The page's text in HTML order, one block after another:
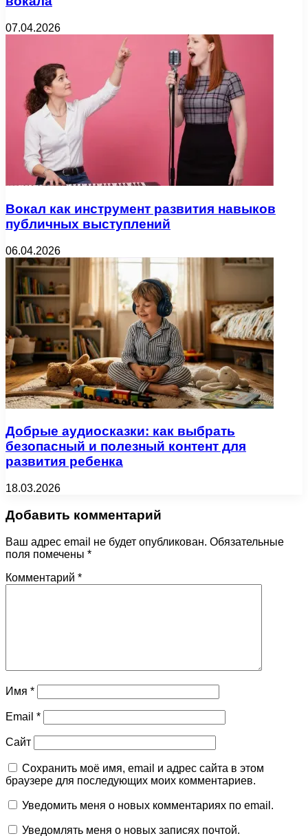
07.04.2026
Вокал как инструмент развития навыков
публичных выступлений
06.04.2026
Добрые аудиосказки: как выбрать
безопасный и полезный контент для
развития ребенка
18.03.2026
Добавить комментарий
Ваш адрес email не будет опубликован. Обязательные
поля помечены *
Комментарий *
Имя *
Email *
Сайт
Сохранить моё имя, email и адрес сайта в этом
браузере для последующих моих комментариев.
Уведомить меня о новых комментариях по email.
Уведомлять меня о новых записях почтой.